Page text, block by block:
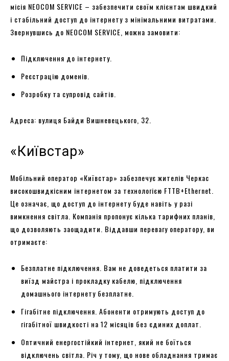
місія NEOCOM SERVICE – забезпечити своїм клієнтам швидкий
і стабільний доступ до інтернету з мінімальними витратами.
Звернувшись до NEOCOM SERVICE, можна замовити:
Підключення до інтернету.
Реєстрацію доменів.
Розробку та супровід сайтів.
Адреса: вулиця Байди Вишневецького, 32.
«Київстар»
Мобільний оператор «Київстар» забезпечує жителів Черкас
високошвидкісним інтернетом за технологією FTTB+Ethernet.
Це означає, що доступ до інтернету буде навіть у разі
вимкнення світла. Компанія пропонує кілька тарифних планів,
що дозволяють заощадити. Віддавши перевагу оператору, ви
отримаєте:
Безплатне підключення. Вам не доведеться платити за
виїзд майстра і прокладку кабелю, підключення
домашнього інтернету безплатне.
Гігабітне підключення. Абоненти отримують доступ до
гігабітної швидкості на 12 місяців без єдиних доплат.
Оптичний енергостійкий інтернет, який не боїться
відключень світла. Річ у тому, що нове обладнання тримає